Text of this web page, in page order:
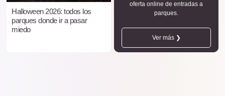
Halloween 2026: todos los
parques donde ir a pasar
miedo
oferta online de entradas a
parques.
Ver más ❯